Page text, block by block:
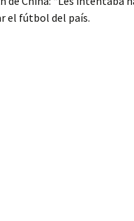
el fútbol del país.